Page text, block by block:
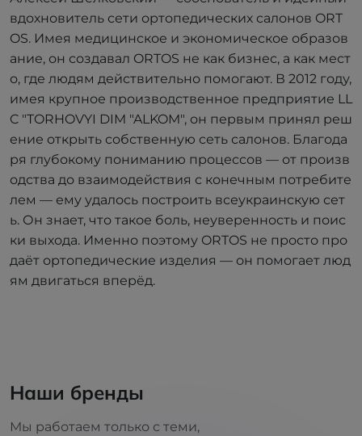
вдохновитель сети ортопедических салонов ORT
OS. Имея медицинское и экономическое образов
ание, он создавал ORTOS не как бизнес, а как мест
о, где людям действительно помогают. В 2012 году,
имея крупное производственное предприятие LL
C "TORHOVYI DIM "ALKOM", он первым принял реш
ение открыть собственную сеть салонов. Благода
ря глубокому пониманию процессов — от произв
одства до взаимодействия с конечным потребите
лем — ему удалось построить всеукраинскую сет
ь. Он знает, что такое боль, неуверенность и поис
ки выхода. Именно поэтому ORTOS не просто про
даёт ортопедические изделия — он помогает люд
ям двигаться вперёд.
Наши бренды
Мы работаем только с теми,